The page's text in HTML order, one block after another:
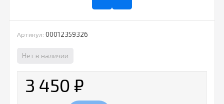
Артикул: 00012359326
Нет в наличии
3 450 ₽